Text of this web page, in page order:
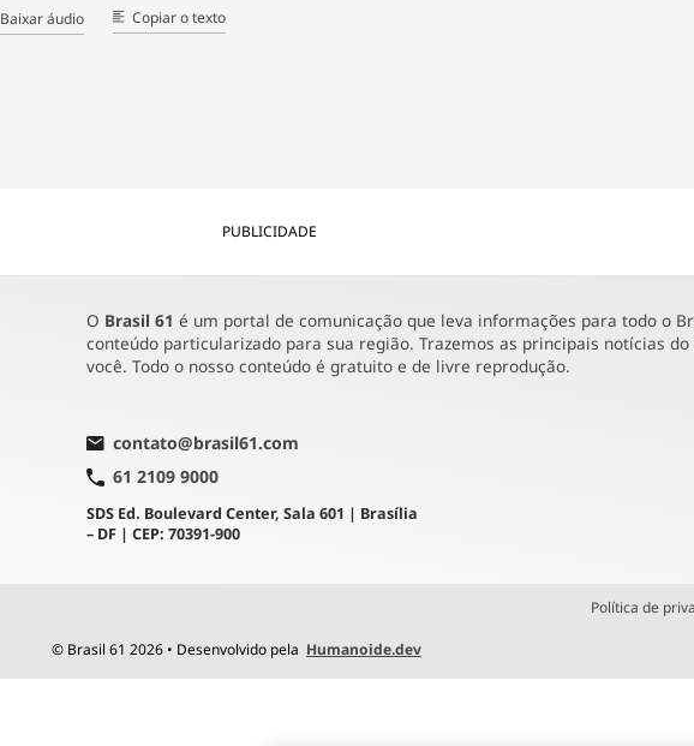
Baixar áudio Copiar o texto
PUBLICIDADE
O Brasil 61 é um portal de comunicação que leva informações para todo o
conteúdo particularizado para sua região. Trazemos as principais notícias
você. Todo o nosso conteúdo é gratuito e de livre reprodução.
contato@brasil61.com
61 2109 9000
SDS Ed. Boulevard Center, Sala 601 | Brasília
– DF | CEP: 70391-900
Política de
© Brasil 61 2026 • Desenvolvido pela Humanoide.dev